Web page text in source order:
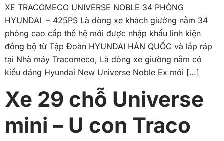
XE TRACOMECO UNIVERSE NOBLE 34 PHÒNG
HYUNDAI – 425PS Là dòng xe khách giường nằm 34
phòng cao cấp thế hệ mới được nhập khẩu linh kiện
đồng bộ từ Tập Đoàn HYUNDAI HÀN QUỐC và lắp ráp
tại Nhà máy Tracomeco, Là dòng xe giường nằm có
kiểu dáng Hyundai New Universe Noble Ex mới […]
Xe 29 chỗ Universe
mini – U con Traco